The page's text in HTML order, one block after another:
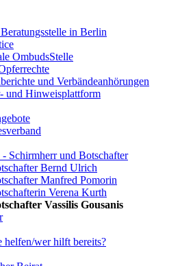
in Berlin
OmbudsStelle
und Verbändeanhörungen
und Hinweisplattform
Schirmherr und Botschafter
Bernd Ulrich
Manfred Pomorin
Verena Kurth
Vassilis Gousanis
helfen/wer hilft bereits?